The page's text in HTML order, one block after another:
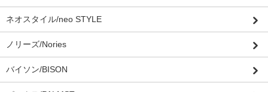
ネオスタイル/neo STYLE
ノリーズ/Nories
バイソン/BISON